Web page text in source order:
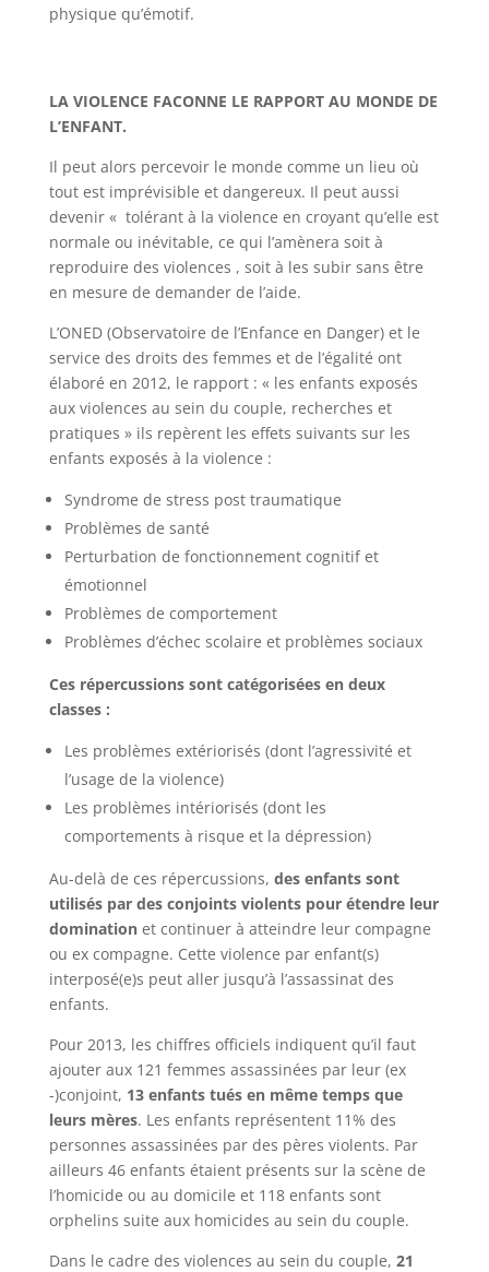
physique qu’émotif.
LA VIOLENCE FACONNE LE RAPPORT AU MONDE DE
L’ENFANT.
Il peut alors percevoir le monde comme un lieu où
tout est imprévisible et dangereux. Il peut aussi
devenir « tolérant à la violence en croyant qu’elle est
normale ou inévitable, ce qui l’amènera soit à
reproduire des violences , soit à les subir sans être
en mesure de demander de l’aide.
L’ONED (Observatoire de l’Enfance en Danger) et le
service des droits des femmes et de l’égalité ont
élaboré en 2012, le rapport : « les enfants exposés
aux violences au sein du couple, recherches et
pratiques » ils repèrent les effets suivants sur les
enfants exposés à la violence :
Syndrome de stress post traumatique
Problèmes de santé
Perturbation de fonctionnement cognitif et
émotionnel
Problèmes de comportement
Problèmes d’échec scolaire et problèmes sociaux
Ces répercussions sont catégorisées en deux
classes :
Les problèmes extériorisés (dont l’agressivité et
l’usage de la violence)
Les problèmes intériorisés (dont les
comportements à risque et la dépression)
Au-delà de ces répercussions, des enfants sont
utilisés par des conjoints violents pour étendre leur
dominationet continuer à atteindre leur compagne
ou ex compagne. Cette violence par enfant(s)
interposé(e)s peut aller jusqu’à l’assassinat des
enfants.
Pour 2013, les chiffres officiels indiquent qu’il faut
ajouter aux 121 femmes assassinées par leur (ex
-)conjoint, 13 enfants tués en même temps que
leurs mères. Les enfants représentent 11% des
personnes assassinées par des pères violents. Par
ailleurs 46 enfants étaient présents sur la scène de
l’homicide ou au domicile et 118 enfants sont
orphelins suite aux homicides au sein du couple.
Dans le cadre des violences au sein du couple, 21